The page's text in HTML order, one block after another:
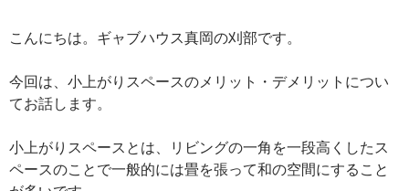
こんにちは。ギャブハウス真岡の刈部です。
今回は、小上がりスペースのメリット・デメリットについ
てお話します。
小上がりスペースとは、リビングの一角を一段高くしたス
ペースのことで一般的には畳を張って和の空間にすること